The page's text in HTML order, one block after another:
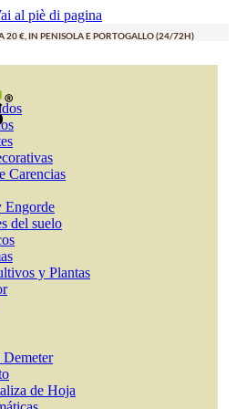
al piè di pagina
20 €, IN PENISOLA E PORTOGALLO (24/72H)
Carencias
Engorde
del suelo
y Plantas
de Hoja